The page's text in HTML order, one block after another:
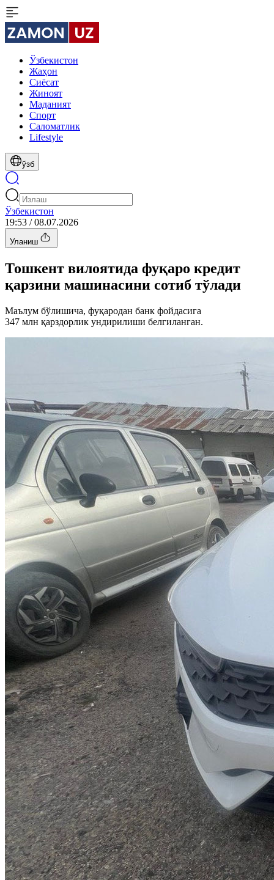
Ўзбекистон
Жаҳон
Сиёсат
Жиноят
Маданият
Спорт
Cаломатлик
Lifestyle
ўзб
Ўзбекистон
19:53 / 08.07.2026
Уланиш
Тошкент вилоятида фуқаро кредит
қарзини машинасини сотиб тўлади
Маълум бўлишича, фуқародан банк фойдасига
347 млн қарздорлик ундирилиши белгиланган.